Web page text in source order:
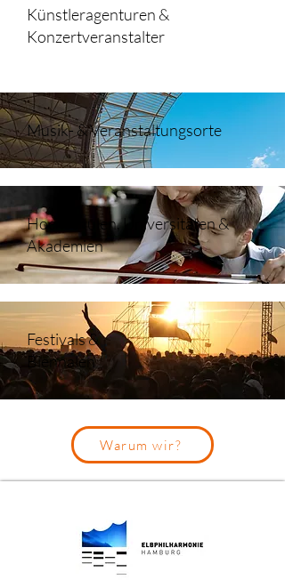
Künstleragenturen &
Konzertveranstalter
Musik- & Veranstaltungsorte
Hochschulen, Universitäten &
Akademien
Festivals &
Biennalen
Warum wir?